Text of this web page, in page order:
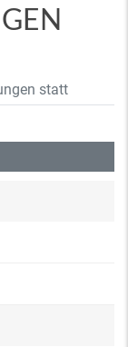
statt